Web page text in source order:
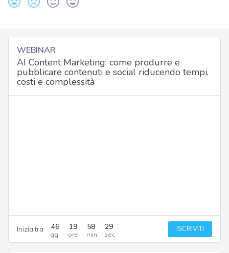
WEBINAR
AI Content Marketing: come produrre e
pubblicare contenuti e social riducendo tempi,
costi e complessità
Inizia tra 46 19 58 28 ISCRIVITI